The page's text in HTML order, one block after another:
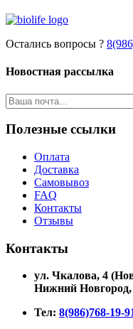
Остались вопросы ?
Новостная рассылка
Полезные ссылки
Оплата
Доставка
Самовывоз
FAQ
Контакты
Отзывы
Контакты
ул. Чкалова, 4
Нижний Новгород,
Тел: 8(986)768-19-